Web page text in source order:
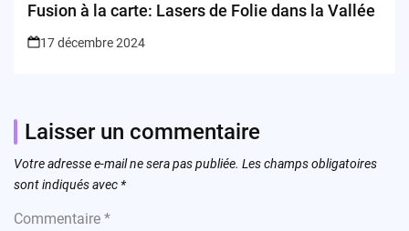
Fusion à la carte: Lasers de Folie dans la Vallée
17 décembre 2024
Laisser un commentaire
Votre adresse e-mail ne sera pas publiée. Les champs obligatoires
sont indiqués avec *
Commentaire *